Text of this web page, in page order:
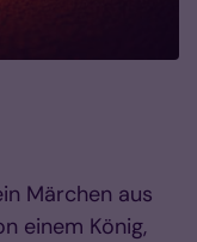
Märchen aus
einem König,